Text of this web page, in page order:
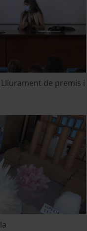
Lliurament de premis i